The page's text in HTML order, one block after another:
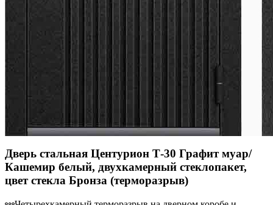
Дверь стальная Центурион Т-30 Графит муар/
Кашемир белый, двухкамерный стеклопакет,
цвет стекла Бронза (терморазрыв)